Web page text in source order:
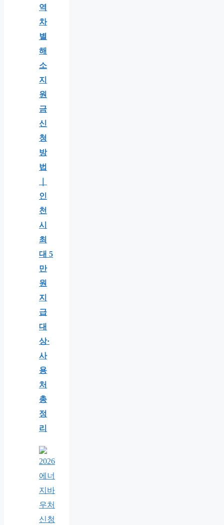
역
차
별
해
소
지
원
금
신
청
방
법
인
천
시
최
대 5
만
원
지
급
대
상·
사
용
처
총
정
리